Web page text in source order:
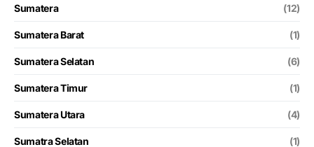
Sumatera (12)
Sumatera Barat (1)
Sumatera Selatan (6)
Sumatera Timur (1)
Sumatera Utara (4)
Sumatra Selatan (1)